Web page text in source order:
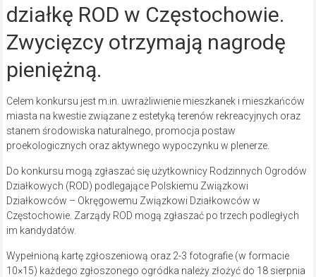
działkę ROD w Częstochowie.
Zwycięzcy otrzymają nagrodę
pieniężną.
Celem konkursu jest m.in. uwrażliwienie mieszkanek i mieszkańców
miasta na kwestie związane z estetyką terenów rekreacyjnych oraz
stanem środowiska naturalnego, promocja postaw
proekologicznych oraz aktywnego wypoczynku w plenerze.
Do konkursu mogą zgłaszać się użytkownicy Rodzinnych Ogrodów
Działkowych (ROD) podlegające Polskiemu Związkowi
Działkowców – Okręgowemu Związkowi Działkowców w
Częstochowie. Zarządy ROD mogą zgłaszać po trzech podległych
im kandydatów.
Wypełnioną kartę zgłoszeniową oraz 2-3 fotografie (w formacie
10×15) każdego zgłoszonego ogródka należy złożyć do 18 sierpnia